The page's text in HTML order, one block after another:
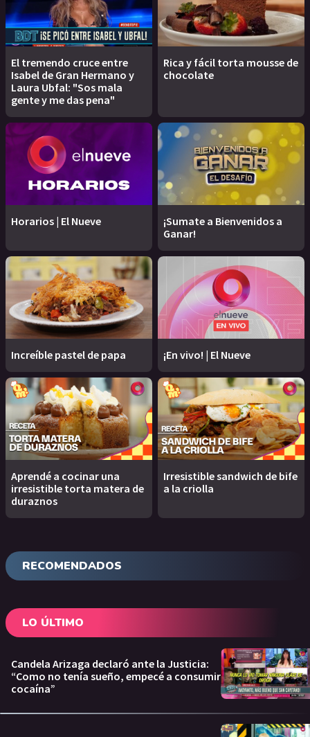
El tremendo cruce entre
Isabel de Gran Hermano y
Laura Ubfal: "Sos mala
gente y me das pena"
Rica y fácil torta mousse de
chocolate
Horarios | El Nueve
¡Sumate a Bienvenidos a
Ganar!
Increíble pastel de papa ¡En vivo! | El Nueve
Aprendé a cocinar una
irresistible torta matera de
duraznos
Irresistible sandwich de bife
a la criolla
RECOMENDADOS
LO ÚLTIMO
Candela Arizaga declaró ante la Justicia:
“Como no tenía sueño, empecé a consumir
cocaína”